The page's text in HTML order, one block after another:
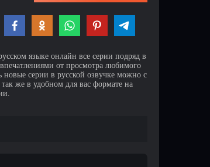
языке онлайн все серии подряд в
от просмотра любимого
серии в русской озвучке можно с
же в удобном для вас формате на